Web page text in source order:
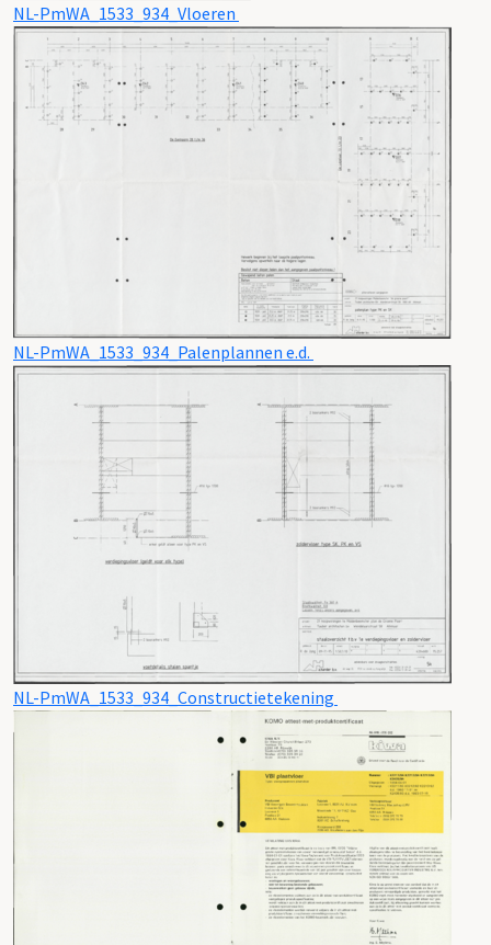
NL-PmWA_1533_934_Vloeren
NL-PmWA_1533_934_Palenplannen e.d.
NL-PmWA_1533_934_Constructietekening